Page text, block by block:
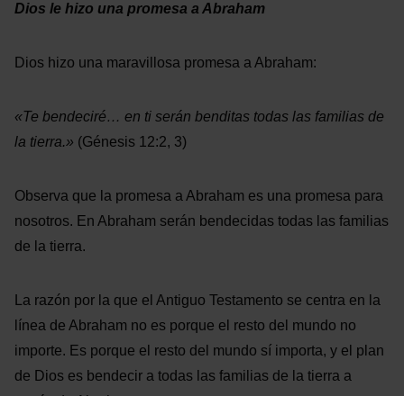
Dios le hizo una promesa a Abraham
Dios hizo una maravillosa promesa a Abraham:
«Te bendeciré… en ti serán benditas todas las familias de
la tierra.» (Génesis 12:2, 3)
Observa que la promesa a Abraham es una promesa para
nosotros. En Abraham serán bendecidas todas las familias
de la tierra.
La razón por la que el Antiguo Testamento se centra en la
línea de Abraham no es porque el resto del mundo no
importe. Es porque el resto del mundo sí importa, y el plan
de Dios es bendecir a todas las familias de la tierra a